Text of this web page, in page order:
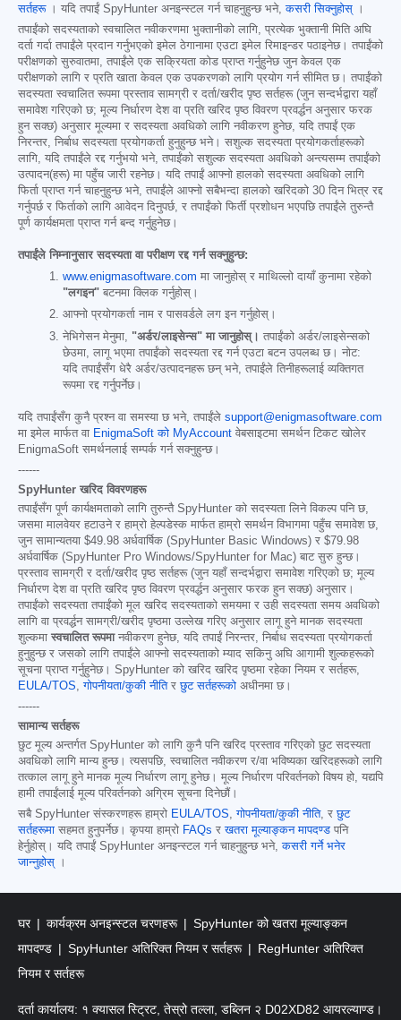
सर्तहरू। यदि तपाईं SpyHunter अनइन्स्टल गर्न चाहनुहुन्छ भने,कसरी सिक्नुहोस् ।
तपाईंको सदस्यताको स्वचालित नवीकरणमा भुक्तानीको लागि, प्रत्येक भुक्तानी मिति अघि
दर्ता गर्दा तपाईंले प्रदान गर्नुभएको इमेल ठेगानामा एउटा इमेल रिमाइन्डर पठाइनेछ। तपाईंको
परीक्षणको सुरुवातमा, तपाईंले एक सक्रियता कोड प्राप्त गर्नुहुनेछ जुन केवल एक
परीक्षणको लागि र प्रति खाता केवल एक उपकरणको लागि प्रयोग गर्न सीमित छ। तपाईंको
सदस्यता स्वचालित रूपमा प्रस्ताव सामग्री र दर्ता/खरीद पृष्ठ सर्तहरू (जुन सन्दर्भद्वारा यहाँ
समावेश गरिएको छ; मूल्य निर्धारण देश वा प्रति खरिद पृष्ठ विवरण प्रवर्द्धन अनुसार फरक
हुन सक्छ) अनुसार मूल्यमा र सदस्यता अवधिको लागि नवीकरण हुनेछ, यदि तपाईं एक
निरन्तर, निर्बाध सदस्यता प्रयोगकर्ता हुनुहुन्छ भने। सशुल्क सदस्यता प्रयोगकर्ताहरूको
लागि, यदि तपाईंले रद्द गर्नुभयो भने, तपाईंको सशुल्क सदस्यता अवधिको अन्त्यसम्म तपाईंको
उत्पादन(हरू) मा पहुँच जारी रहनेछ। यदि तपाईं आफ्नो हालको सदस्यता अवधिको लागि
फिर्ता प्राप्त गर्न चाहनुहुन्छ भने, तपाईंले आफ्नो सबैभन्दा हालको खरिदको 30 दिन भित्र रद्द
गर्नुपर्छ र फिर्ताको लागि आवेदन दिनुपर्छ, र तपाईंको फिर्ती प्रशोधन भएपछि तपाईंले तुरुन्तै
पूर्ण कार्यक्षमता प्राप्त गर्न बन्द गर्नुहुनेछ।
तपाईंले निम्नानुसार सदस्यता वा परीक्षण रद्द गर्न सक्नुहुन्छ:
www.enigmasoftware.com मा जानुहोस् र माथिल्लो दायाँ कुनामा रहेको
"लगइन" बटनमा क्लिक गर्नुहोस्।
आफ्नो प्रयोगकर्ता नाम र पासवर्डले लग इन गर्नुहोस्।
नेभिगेसन मेनुमा, "अर्डर/लाइसेन्स" मा जानुहोस्। तपाईंको अर्डर/लाइसेन्सको
छेउमा, लागू भएमा तपाईंको सदस्यता रद्द गर्न एउटा बटन उपलब्ध छ। नोट:
यदि तपाईंसँग धेरै अर्डर/उत्पादनहरू छन् भने, तपाईंले तिनीहरूलाई व्यक्तिगत
रूपमा रद्द गर्नुपर्नेछ।
यदि तपाईंसँग कुनै प्रश्न वा समस्या छ भने, तपाईंले support@enigmasoftware.com
मा इमेल मार्फत वा EnigmaSoft को MyAccount वेबसाइटमा समर्थन टिकट खोलेर
EnigmaSoft समर्थनलाई सम्पर्क गर्न सक्नुहुन्छ।
------
SpyHunter खरिद विवरणहरू
तपाईंसँग पूर्ण कार्यक्षमताको लागि तुरुन्तै SpyHunter को सदस्यता लिने विकल्प पनि छ,
जसमा मालवेयर हटाउने र हाम्रो हेल्पडेस्क मार्फत हाम्रो समर्थन विभागमा पहुँच समावेश छ,
जुन सामान्यतया $49.98 अर्धवार्षिक (SpyHunter Basic Windows) र $79.98
अर्धवार्षिक (SpyHunter Pro Windows/SpyHunter for Mac) बाट सुरु हुन्छ।
प्रस्ताव सामग्री र दर्ता/खरीद पृष्ठ सर्तहरू (जुन यहाँ सन्दर्भद्वारा समावेश गरिएको छ; मूल्य
निर्धारण देश वा प्रति खरिद पृष्ठ विवरण प्रवर्द्धन अनुसार फरक हुन सक्छ) अनुसार।
तपाईंको सदस्यता तपाईंको मूल खरिद सदस्यताको समयमा र उही सदस्यता समय अवधिको
लागि वा प्रवर्द्धन सामग्री/खरीद पृष्ठमा उल्लेख गरिए अनुसार लागू हुने मानक सदस्यता
शुल्कमा स्वचालित रूपमानवीकरण हुनेछ, यदि तपाईं निरन्तर, निर्बाध सदस्यता प्रयोगकर्ता
हुनुहुन्छ र जसको लागि तपाईंले आफ्नो सदस्यताको म्याद सकिनु अघि आगामी शुल्कहरूको
सूचना प्राप्त गर्नुहुनेछ। SpyHunter को खरिद खरिद पृष्ठमा रहेका नियम र सर्तहरू,
EULA/TOS ,गोपनीयता/कुकी नीतिरछुट सर्तहरूको अधीनमा छ।
------
सामान्य सर्तहरू
छुट मूल्य अन्तर्गत SpyHunter को लागि कुनै पनि खरिद प्रस्ताव गरिएको छुट सदस्यता
अवधिको लागि मान्य हुन्छ। त्यसपछि, स्वचालित नवीकरण र/वा भविष्यका खरिदहरूको लागि
तत्काल लागू हुने मानक मूल्य निर्धारण लागू हुनेछ। मूल्य निर्धारण परिवर्तनको विषय हो, यद्यपि
हामी तपाईंलाई मूल्य परिवर्तनको अग्रिम सूचना दिनेछौं।
सबै SpyHunter संस्करणहरू हाम्रो EULA/TOS ,गोपनीयता/कुकी नीति, रछुट
सर्तहरूमा सहमत हुनुपर्नेछ। कृपया हाम्रो FAQs रखतरा मूल्याङ्कन मापदण्ड पनि
हेर्नुहोस्। यदि तपाईं SpyHunter अनइन्स्टल गर्न चाहनुहुन्छ भने,कसरी गर्ने भनेर
जान्नुहोस् ।
घर कार्यक्रम अनइन्स्टल चरणहरू
SpyHunter को खतरा मूल्याङ्कन
मापदण्ड
SpyHunter अतिरिक्त नियम र सर्तहरू
RegHunter अतिरिक्त
नियम र सर्तहरू
दर्ता कार्यालय: १ क्यासल स्ट्रिट, तेस्रो तल्ला, डब्लिन २ D02XD82 आयरल्याण्ड।